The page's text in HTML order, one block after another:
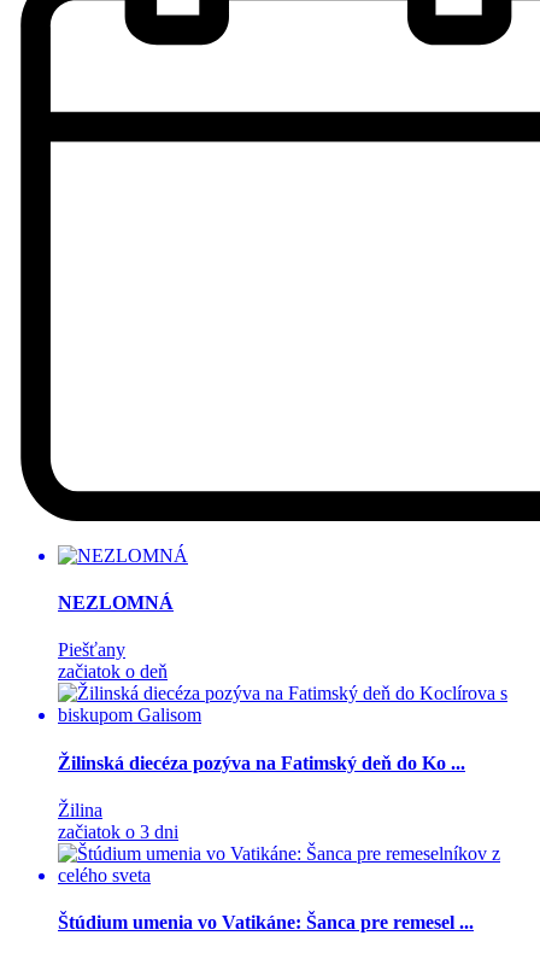
NEZLOMNÁ
Piešťany
začiatok o deň
Žilinská diecéza pozýva na Fatimský deň do Ko ...
Žilina
začiatok o 3 dni
Štúdium umenia vo Vatikáne: Šanca pre remesel ...